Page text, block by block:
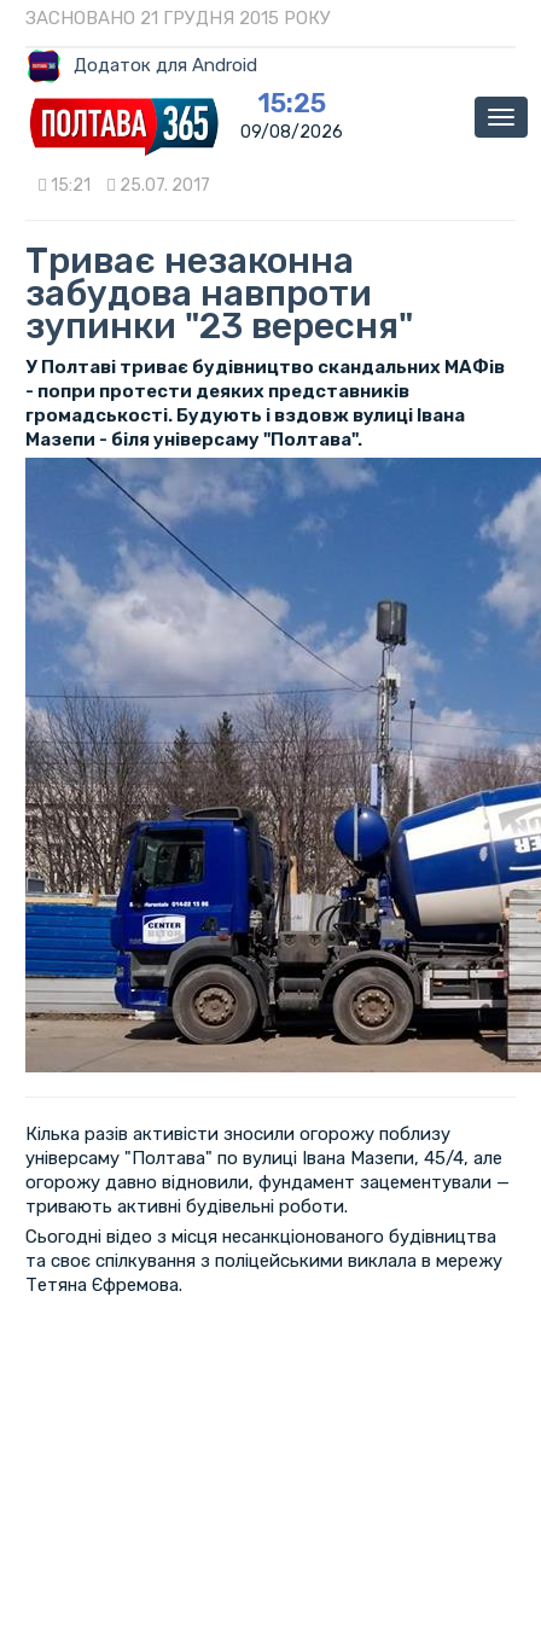
ЗАСНОВАНО 21 ГРУДНЯ 2015 РОКУ
Додаток для Android
15:25
09/08/2026
15:21 25.07. 2017
Триває незаконна
забудова навпроти
зупинки "23 вересня"
У Полтаві триває будівництво скандальних МАФів
- попри протести деяких представників
громадськості. Будують і вздовж вулиці Івана
Мазепи - біля універсаму "Полтава".
Кілька разів активісти зносили огорожу поблизу
універсаму "Полтава" по вулиці Івана Мазепи, 45/4, але
огорожу давно відновили, фундамент зацементували —
тривають активні будівельні роботи.
Сьогодні відео з місця несанкціонованого будівництва
та своє спілкування з поліцейськими виклала в мережу
Тетяна Єфремова.